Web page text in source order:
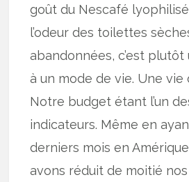
goût du Nescafé
l’odeur des toilettes
abandonnées, c’est
à un mode de vie. Une vie
Notre budget étant l’un
indicateurs. Même en
derniers mois en
avons réduit de moitié